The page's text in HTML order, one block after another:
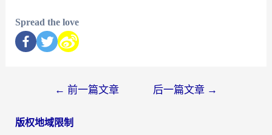
Spread the love
← 前一篇文章 后一篇文章 →
版权地域限制